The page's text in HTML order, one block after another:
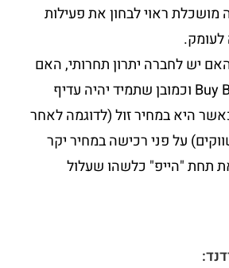
ראוי לבחון את פעילות
לעומק.
יש לחברה יתרון תחרותי, האם
החברה מבצעת Buy Back וכמובן שתמיד יהיה עדיף
היא במחיר זול (לדוגמה לאחר
על פני רכישה במחיר יקר
תחת "הייפ" כלשהו שעלול